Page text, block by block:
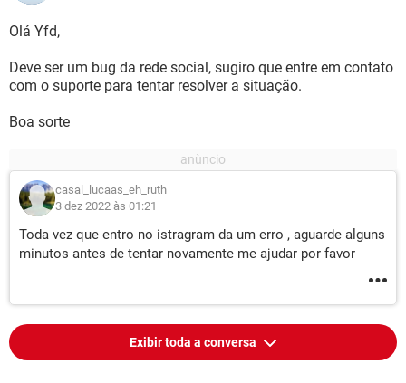
Olá Yfd,
Deve ser um bug da rede social, sugiro que entre em contato
com o suporte para tentar resolver a situação.
Boa sorte
casal_lucaas_eh_ruth
3 dez 2022 às 01:21
Toda vez que entro no istragram da um erro , aguarde alguns
minutos antes de tentar novamente me ajudar por favor
Exibir toda a conversa